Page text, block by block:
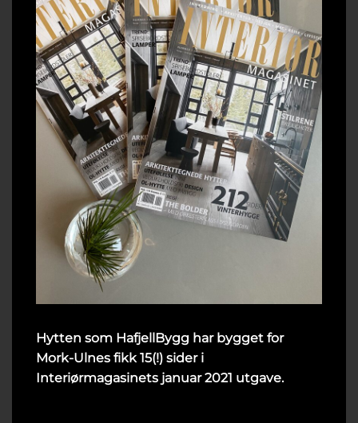
Hytten som HafjellBygg har bygget for
Mork-Ulnes fikk 15(!) sider i
Interiørmagasinets januar 2021 utgave.